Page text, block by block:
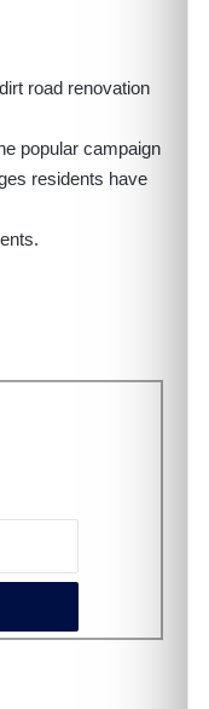
road renovation
popular campaign
residents have